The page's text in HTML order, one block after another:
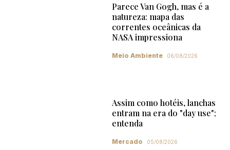
Parece Van Gogh, mas é a
natureza: mapa das
correntes oceânicas da
NASA impressiona
Meio Ambiente 06/08/2026
Assim como hotéis, lanchas
entram na era do "day use";
entenda
Mercado 05/08/2026